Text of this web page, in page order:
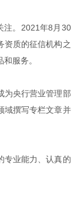
注。2021年8月30
资质的征信机构之
服务。
为央行营业管理部
域撰写专栏文章并
专业能力、认真的